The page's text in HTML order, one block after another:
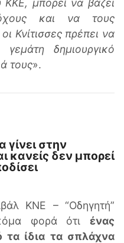
ΚΚΕ, μπορεί να βάζει
και να τους
Κνίτισσες πρέπει να
δημιουργικό
τους».
γίνει στην
κανείς δεν μπορεί
ΚΝΕ – “Οδηγητή”
φορά ότι ένας
τα ίδια τα σπλάχνα